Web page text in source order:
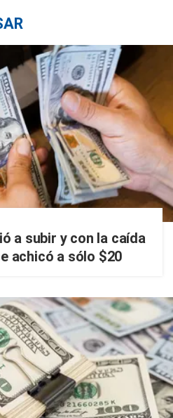
a subir y con la caída
achicó a sólo $20